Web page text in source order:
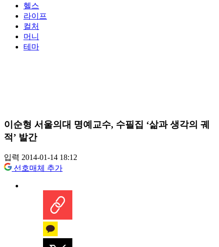
헬스
라이프
컬처
머니
테마
이순형 서울의대 명예교수, 수필집 ‘삶과 생각의 궤
적’ 발간
입력 2014-01-14 18:12
선호매체 추가